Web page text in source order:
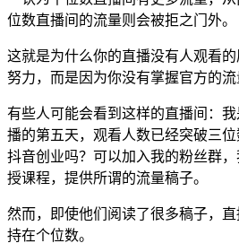
位数直播间的流量则会被拒之门外。
这就是为什么你的直播没有人观看
努力，而是因为你没有掌握官方的流
有些人可能会看到这样的直播间：
播的第五天，观看人数已经突破三
抖音创业吗？可以加入我的粉丝群
授课程，提供所谓的流量稿子。
然而，即使他们阅读了很多稿子，
持在个位数。